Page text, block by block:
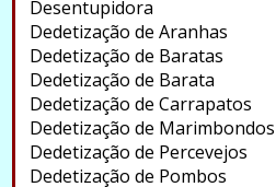
Desentupidora
Dedetização de Aranhas
Dedetização de Baratas
Dedetização de Barata
Dedetização de Carrapatos
Dedetização de Marimbondos
Dedetização de Percevejos
Dedetização de Pombos